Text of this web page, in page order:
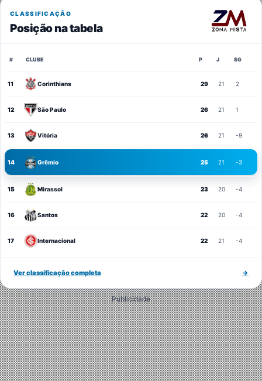
CLASSIFICAÇÃO
Posição na tabela
# CLUBE P J SG
11 Corinthians 29 21 2
12 São Paulo 26 21 1
13 Vitória 26 21 -9
14 Grêmio 25 21 -3
15 Mirassol 23 20 -4
16 Santos 22 20 -4
17 Internacional 22 21 -4
Ver classificação completa →
Publicidade